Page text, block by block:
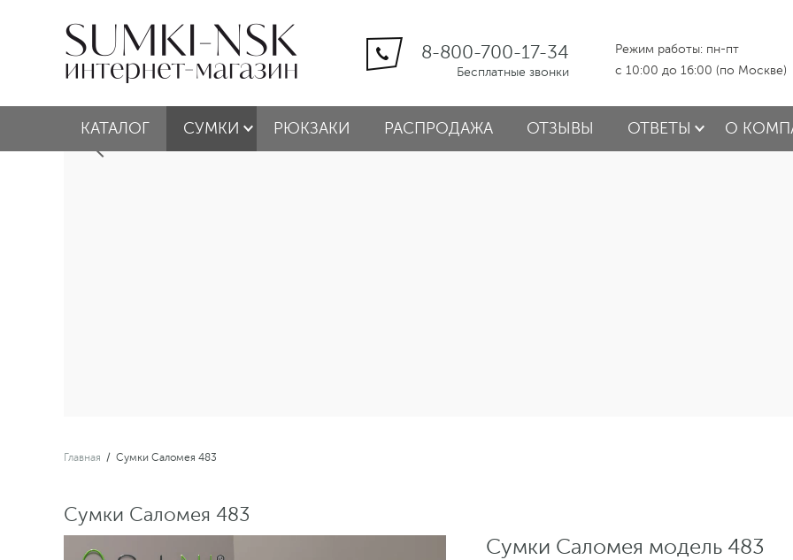
8-800-700-17-34
Бесплатные звонки
Режим работы: пн-пт
с 10:00 до 16:00 (по Москве)
КАТАЛОГ СУМКИ РЮКЗАКИ РАСПРОДАЖА ОТЗЫВЫ ОТВЕТЫ О
Главная / Сумки Саломея 483
Сумки Саломея 483
Сумки Саломея модель 483